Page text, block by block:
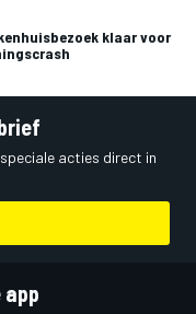
klaar voor
acties direct in
app